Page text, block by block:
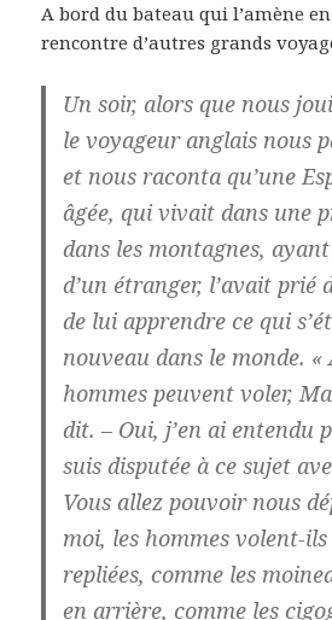
A bord du bateau qui l’amène
rencontre d’autres grands
Un soir, alors que nous
le voyageur anglais nous
et nous raconta qu’une
âgée, qui vivait dans une
dans les montagnes,
d’un étranger, l’avait prié
de lui apprendre ce qui
nouveau dans le monde.
hommes peuvent voler,
dit. – Oui, j’en ai entendu
suis disputée à ce sujet
Vous allez pouvoir nous
moi, les hommes volent-ils
repliées, comme les
en arrière, comme les